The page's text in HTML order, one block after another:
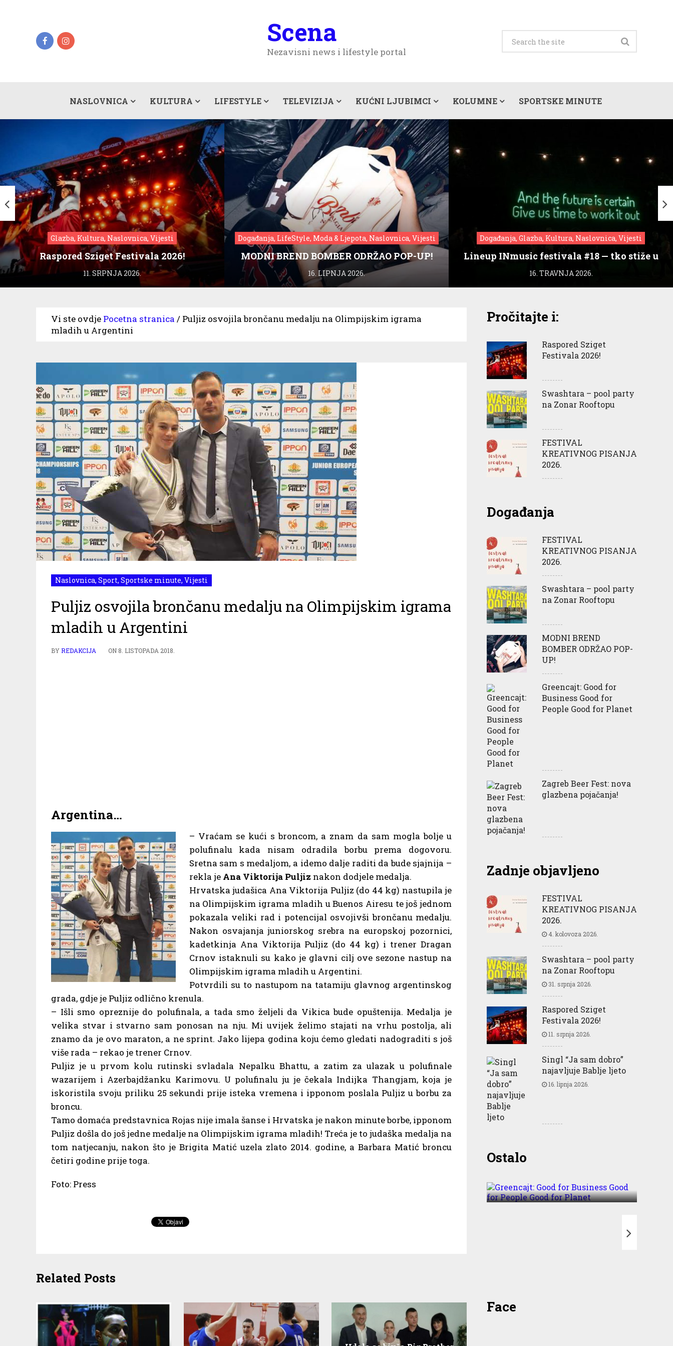
Scena
Nezavisni news i lifestyle portal
NASLOVNICA KULTURA LIFESTYLE TELEVIZIJA KUĆNI LJUBIMCI KOLUMNE SPORTSKE MINUTE
Glazba, Kultura, Naslovnica, Vijesti
Raspored Sziget Festivala 2026!
11. SRPNJA 2026.
Događanja, LifeStyle, Moda & Ljepota, Naslovnica, Vijesti
MODNI BREND BOMBER ODRŽAO POP-UP!
16. LIPNJA 2026.
Događanja, Glazba, Kultura, Naslovnica, Vijesti
Lineup INmusic festivala #18 — tko stiže u
Zagreb?
16. TRAVNJA 2026.
Vi ste ovdje Pocetna stranica / Puljiz osvojila brončanu medalju na Olimpijskim igrama
mladih u Argentini
Naslovnica, Sport, Sportske minute, Vijesti
Puljiz osvojila brončanu medalju na Olimpijskim igrama
mladih u Argentini
BYREDAKCIJA ON 8. LISTOPADA 2018.
Argentina…
– Vraćam se kući s broncom, a znam da sam mogla bolje u
polufinalu kada nisam odradila borbu prema dogovoru.
Sretna sam s medaljom, a idemo dalje raditi da bude sjajnija –
rekla je Ana Viktorija Puljiz nakon dodjele medalja.
Hrvatska judašica Ana Viktorija Puljiz (do 44 kg) nastupila je
na Olimpijskim igrama mladih u Buenos Airesu te još jednom
pokazala veliki rad i potencijal osvojivši brončanu medalju.
Nakon osvajanja juniorskog srebra na europskoj pozornici,
kadetkinja Ana Viktorija Puljiz (do 44 kg) i trener Dragan
Crnov istaknuli su kako je glavni cilj ove sezone nastup na
Olimpijskim igrama mladih u Argentini.
Potvrdili su to nastupom na tatamiju glavnog argentinskog
grada, gdje je Puljiz odlično krenula.
– Išli smo opreznije do polufinala, a tada smo željeli da Vikica bude opuštenija. Medalja je
velika stvar i stvarno sam ponosan na nju. Mi uvijek želimo stajati na vrhu postolja, ali
znamo da je ovo maraton, a ne sprint. Jako lijepa godina koju ćemo gledati nadograditi s još
više rada – rekao je trener Crnov.
Puljiz je u prvom kolu rutinski svladala Nepalku Bhattu, a zatim za ulazak u polufinale
wazarijem i Azerbajdžanku Karimovu. U polufinalu ju je čekala Indijka Thangjam, koja je
iskoristila svoju priliku 25 sekundi prije isteka vremena i ipponom poslala Puljiz u borbu za
broncu.
Tamo domaća predstavnica Rojas nije imala šanse i Hrvatska je nakon minute borbe, ipponom
Puljiz došla do još jedne medalje na Olimpijskim igrama mladih! Treća je to judaška medalja na
tom natjecanju, nakon što je Brigita Matić uzela zlato 2014. godine, a Barbara Matić broncu
četiri godine prije toga.
Foto: Press
Related Posts
Pročitajte i:
Raspored Sziget
Festivala 2026!
Swashtara – pool party
na Zonar Rooftopu
FESTIVAL
KREATIVNOG PISANJA
2026.
Događanja
FESTIVAL
KREATIVNOG PISANJA
2026.
Swashtara – pool party
na Zonar Rooftopu
MODNI BREND
BOMBER ODRŽAO POP-
UP!
Greencajt: Good for
Business Good for
People Good for Planet
Zagreb Beer Fest: nova
glazbena pojačanja!
Zadnje objavljeno
FESTIVAL
KREATIVNOG PISANJA
2026.
4. kolovoza 2026.
Swashtara – pool party
na Zonar Rooftopu
31. srpnja 2026.
Raspored Sziget
Festivala 2026!
11. srpnja 2026.
Singl “Ja sam dobro”
najavljuje Bablje ljeto
16. lipnja 2026.
OstaloGreencajt: Good for
Business Good for People
Face